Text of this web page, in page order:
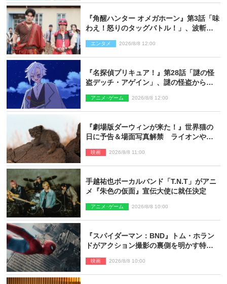
『角醒ハンター オメガホーン』第3話「味
わえ！怒りのタッグバトル！」、波斬の
エンタメ 2026/8/8 12:00
『名探偵プリキュア！』第28話「謎の怪
盗デッチ・アゲイン」、謎の怪盗から不
アニメ･ゲーム 2026/8/8 12:00
『劇場版ダーウィンが来た！』世界猫の
日に予告＆場面写真解禁 ライオンやマ
映画 2026/8/8 11:00
手越祐也ボーカルバンド「T.N.T」がアニ
メ『朱色の仮面』宣伝大使に就任決定
アニメ･ゲーム 2026/8/8 10:00
『スパイダーマン：BND』トム・ホラン
ドがアクション撮影の裏側を明かす特別
映画 2026/8/8 10:00